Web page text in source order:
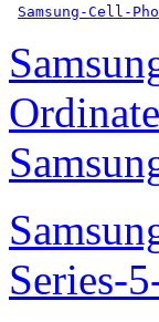
Samsung-Cell-
Series-